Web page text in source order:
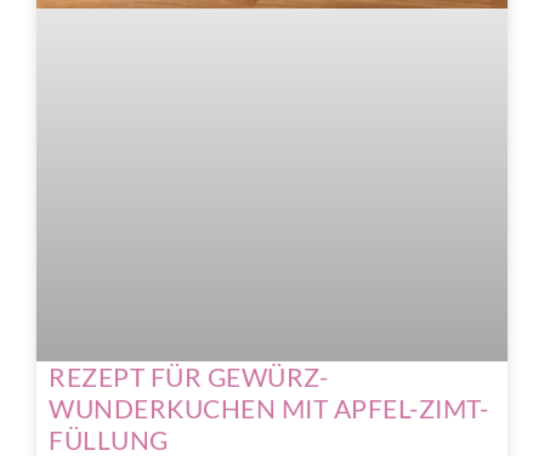
REZEPT FÜR GEWÜRZ-
WUNDERKUCHEN MIT APFEL-ZIMT-
FÜLLUNG